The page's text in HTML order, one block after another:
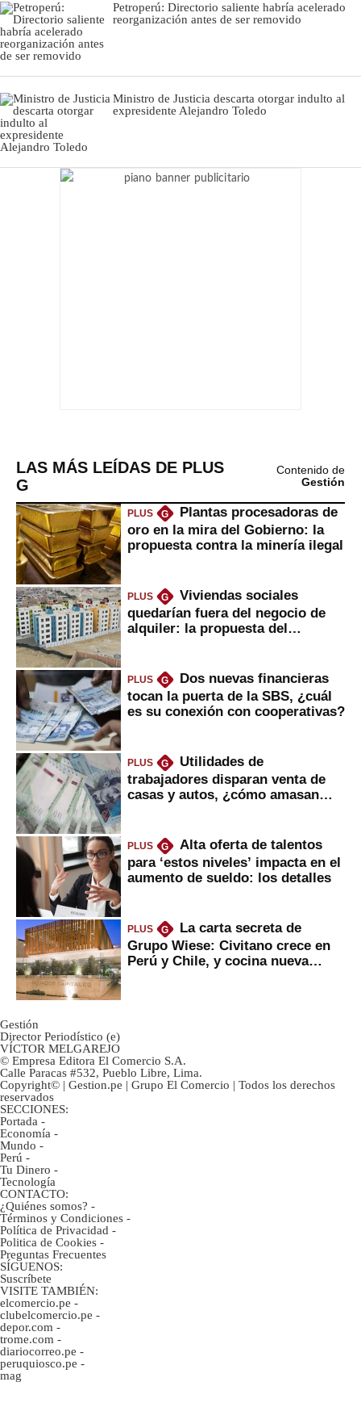
Petroperú: Directorio saliente habría acelerado
reorganización antes de ser removido
Ministro de Justicia descarta otorgar indulto al
expresidente Alejandro Toledo
LAS MÁS LEÍDAS DE PLUS
G
Contenido de
Gestión
PLUS G
Plantas procesadoras de
oro en la mira del Gobierno: la
propuesta contra la minería ilegal
PLUS G
Viviendas sociales
quedarían fuera del negocio de
alquiler: la propuesta del
PLUS G
Dos nuevas financieras
tocan la puerta de la SBS, ¿cuál
es su conexión con cooperativas?
PLUS G
Utilidades de
trabajadores disparan venta de
casas y autos, ¿cómo amasan
PLUS G
Alta oferta de talentos
para ‘estos niveles’ impacta en el
aumento de sueldo: los detalles
PLUS G
La carta secreta de
Grupo Wiese: Civitano crece en
Perú y Chile, y cocina nueva
Gestión
Director Periodístico (e)
VÍCTOR MELGAREJO
© Empresa Editora El Comercio S.A.
Calle Paracas #532, Pueblo Libre, Lima.
Copyright© | Gestion.pe | Grupo El Comercio | Todos los derechos
reservados
SECCIONES:
Portada -
Economía -
Mundo -
Perú -
Tu Dinero -
Tecnología
CONTACTO:
¿Quiénes somos? -
Términos y Condiciones -
Política de Privacidad -
Politica de Cookies -
Preguntas Frecuentes
SÍGUENOS:
Suscríbete
VISITE TAMBIÉN:
elcomercio.pe -
clubelcomercio.pe -
depor.com -
trome.com -
diariocorreo.pe -
peruquiosco.pe -
mag